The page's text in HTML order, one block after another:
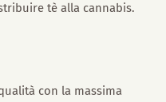
tè alla cannabis.
con la massima